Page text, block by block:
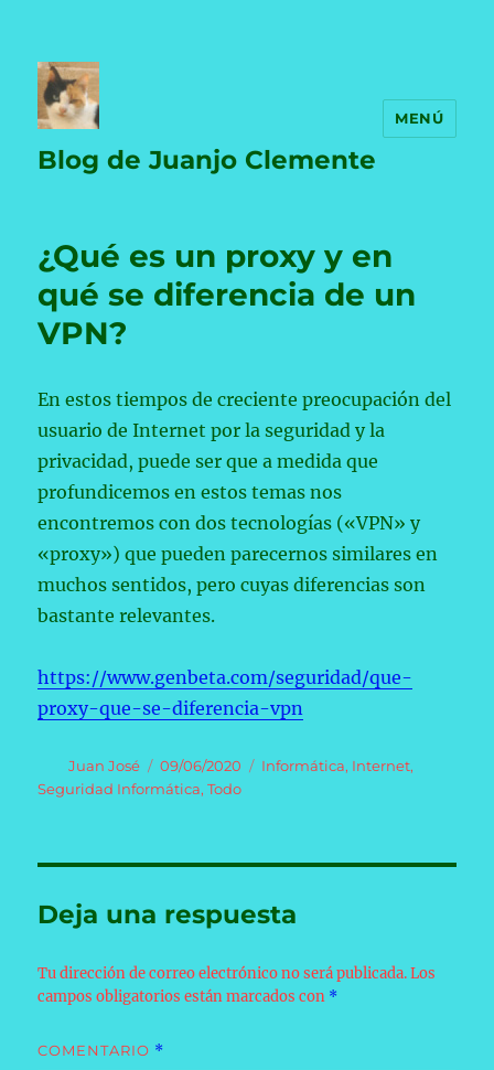
Blog de Juanjo Clemente
MENÚ
¿Qué es un proxy y en
qué se diferencia de un
VPN?
En estos tiempos de creciente preocupación del
usuario de Internet por la seguridad y la
privacidad, puede ser que a medida que
profundicemos en estos temas nos
encontremos con dos tecnologías («VPN» y
«proxy») que pueden parecernos similares en
muchos sentidos, pero cuyas diferencias son
bastante relevantes.
https://www.genbeta.com/seguridad/que-
proxy-que-se-diferencia-vpn
Autor
Juan José
Publicado
el
09/06/2020 Categorías
Informática, Internet,
Seguridad Informática,Todo
Deja una respuesta
Tu dirección de correo electrónico no será publicada. Los
campos obligatorios están marcados con *
COMENTARIO *